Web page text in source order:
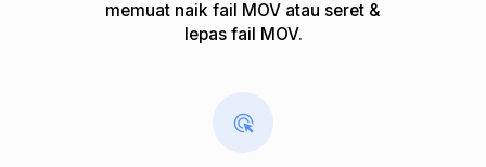
memuat naik fail MOV atau seret &
lepas fail MOV.